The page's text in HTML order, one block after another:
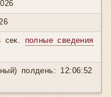
сек. полные сведения
полдень: 12:06:52